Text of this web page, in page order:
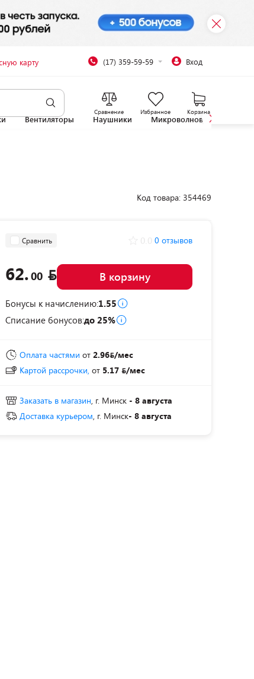
карту (17) 359-59-59 Вход
Сравнение Избранное Корзина
Вентиляторы Наушники Микроволновые печи
Код товара: 354469
Сравнить 0 отзывов
62.00 В корзину
Бонусы к начислению:1.55
Списание бонусов:до 25%
Оплата частями от 2.96 /мес
Картой рассрочки, от 5.17 /мес
Заказать в магазин, г. Минск - 8 августа
Доставка курьером, г. Минск- 8 августа